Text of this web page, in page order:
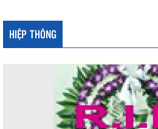
HIỆP THÔNG